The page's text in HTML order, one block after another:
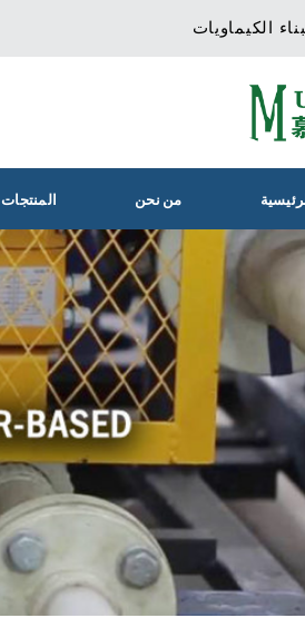
الكيماويات
من نحن المنتجات